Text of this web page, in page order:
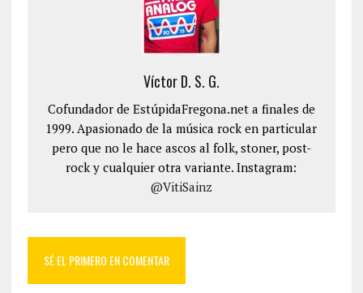
Víctor D. S. G.
Cofundador de EstúpidaFregona.net a finales de
1999. Apasionado de la música rock en particular
pero que no le hace ascos al folk, stoner, post-
rock y cualquier otra variante. Instagram:
@VitiSainz
SÉ EL PRIMERO EN COMENTAR